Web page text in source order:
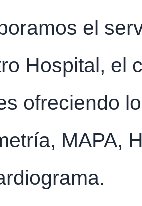
el
Hospital, el
ofreciendo
MAPA,